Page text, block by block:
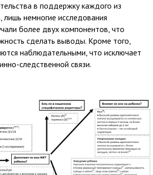
в поддержку каждого из
немногие исследования
более двух компонентов, что
сделать выводы. Кроме того,
наблюдательными, что исключает
следственной связи.